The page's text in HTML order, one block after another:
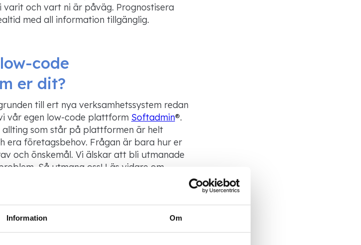
Information Om
varit och vart ni är påväg. Prognostisera
med all information tillgänglig.
low-code
er dit?
till ert nya verksamhetssystem redan
vår egen low-code plattform Softadmin®.
som står på plattformen är helt
era företagsbehov. Frågan är bara hur er
och önskemål. Vi älskar att bli utmanade
Så utmana oss! Läs vidare om